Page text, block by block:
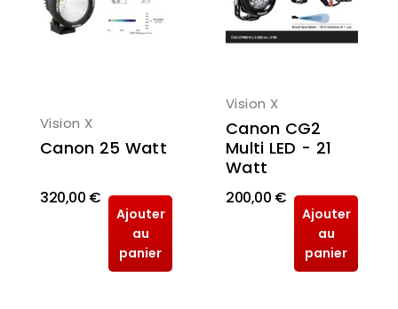
Vision X
Canon 25 Watt
320,00 €
Ajouter
au
panier
Vision X
Canon CG2
Multi LED - 21
Watt
200,00 €
Ajouter
au
panier